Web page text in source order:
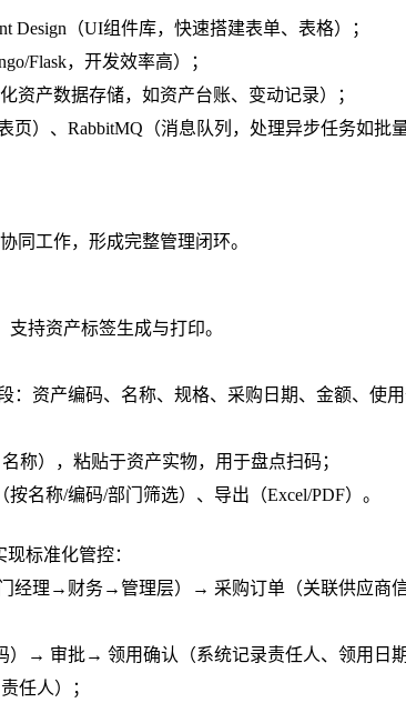
Design（UI组件库，快速搭建表单、表格）；
Flask，开发效率高）；
资产数据存储，如资产台账、变动记录）；
页）、RabbitMQ（消息队列，处理异步任务如批
同工作，形成完整管理闭环。
持资产标签生成与打印。
：资产编码、名称、规格、采购日期、金额、使
称），粘贴于资产实物，用于盘点扫码；
名称/编码/部门筛选）、导出（Excel/PDF）。
标准化管控：
经理→财务→管理层）→ 采购订单（关联供应商
）→ 审批→ 领用确认（系统记录责任人、领用日
任人）；